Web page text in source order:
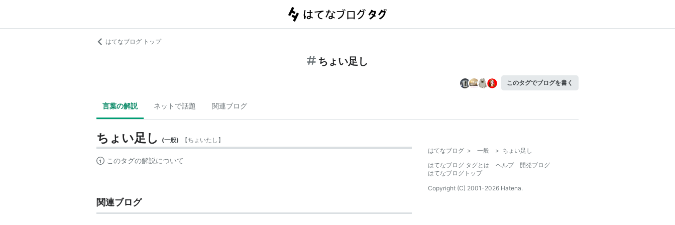
はてなブログ トップ
ちょい足し
このタグでブログを書く
言葉の解説 ネットで話題 関連ブログ
ちょい足し (一般) 【ちょいたし 】
このタグの解説について
関連ブログ
はてなブログ > 一般 > ちょい足し
はてなブログ タグとは
ヘルプ
開発ブログ
はてなブログトップ
Copyright (C) 2001-2026 Hatena.